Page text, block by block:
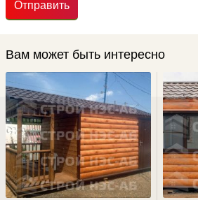
Отправить
Вам может быть интересно